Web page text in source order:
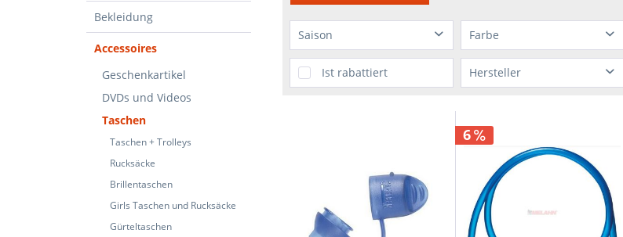
Bekleidung
Accessoires
Geschenkartikel
DVDs und Videos
Taschen
Taschen + Trolleys
Rucksäcke
Brillentaschen
Girls Taschen und Rucksäcke
Gürteltaschen
Saison
Accessoires
Accessories
Farbe
blau
grau
schwarz
transparent
weiß
Ist rabattiert Hersteller
LEATT
OGIO
THOR
USWE
6